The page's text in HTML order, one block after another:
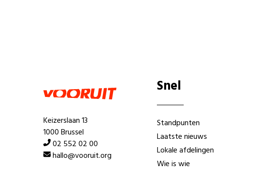
Keizerslaan 13
1000 Brussel
02 552 02 00
hallo@vooruit.org
Snel
Standpunten
Laatste nieuws
Lokale afdelingen
Wie is wie